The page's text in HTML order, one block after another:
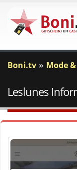
Boni.tv Mode
Leslunes